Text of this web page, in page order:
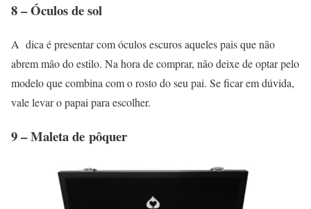
8 – Óculos de sol
A dica é presentar com óculos escuros aqueles pais que não
abrem mão do estilo. Na hora de comprar, não deixe de optar pelo
modelo que combina com o rosto do seu pai. Se ficar em dúvida,
vale levar o papai para escolher.
9 – Maleta de pôquer